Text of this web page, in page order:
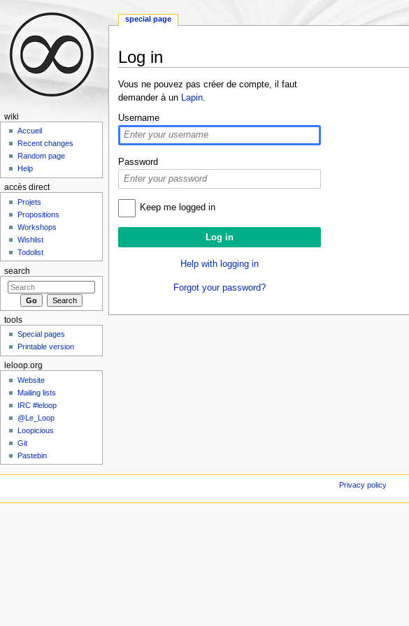
Log in
Vous ne pouvez pas créer de compte, il faut
demander à un Lapin.
Username
Password
Keep me logged in
Help with logging in
Forgot your password?
special page
wiki
Accueil
Recent changes
Random page
Help
accès direct
Projets
Propositions
Workshops
Wishlist
Todolist
search
tools
Special pages
Printable version
leloop.org
Website
Mailing lists
IRC #leloop
@Le_Loop
Loopicious
Git
Pastebin
Privacy policy